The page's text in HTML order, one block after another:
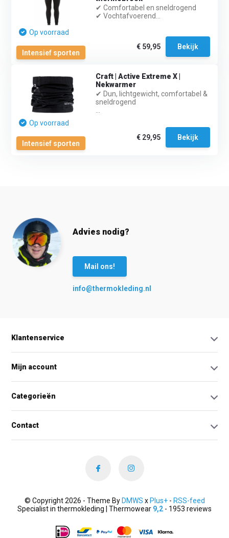
Intensief sporten
✔ Comfortabel en sneldrogend
✔ Vochtafvoerend...
Op voorraad
€ 59,95
Bekijk
Intensief sporten
Craft | Active Extreme X |
Nekwarmer
✔ Dun, lichtgewicht, comfortabel &
sneldrogend
Op voorraad
€ 29,95
Bekijk
Advies nodig?
Mail ons!
info@thermokleding.nl
Klantenservice
Mijn account
Categorieën
Contact
© Copyright 2026 - Theme By DMWS x Plus+- RSS-feed
Specialist in thermokleding | Thermowear 9,2 - 1953 reviews